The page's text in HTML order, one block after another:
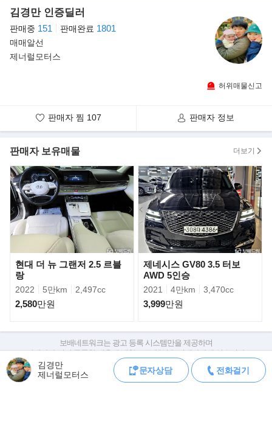
-----------------------------------------------------------------------------
▶ 지금 보시는 차량은 100% 실매물임을 약속 드립니다
허위매물 등록 시 차비 포함 100만원 지급해 드릴 것을 약속 드립니
모든 차량은 세금계산서 , 현금영수증 포함 금액입니다 *위탁차량
전액할부 및 여유자금 가능합니다 .
최소 4%대부터 신한은행 국민은행 하나은행 삼성오토 현대 KB JB
우리 메리츠 BNK 모두 가능합니다
차량만도 매입합니다
못 올리는 차량도 많습니다. 문의 주시면 성심성의 껏 찾으시는 차
량 구해 드립니다
▶ 상사명 : 제네럴모터스
판매자 : 김경만(딜러) / 휴대폰 : 010-9808-8484 (언제라도 상담 가
능합니다)
터스
연락 가능 시간 : 평일/주말 : 24시간
▶ 오시는길..
김경만 인증딜러
판매중 151 판매완료 1801
매매알선
제너럴모터스
허위매물신고
판매자 찜 107 판매자 정보
판매자 보유매물 더보기
현대 더 뉴 그랜저 2.5 르블
랑
2022 5만km 2,497cc
2,580만원
제네시스 GV80 3.5 터보
AWD 5인승
2021 4만km 3,470cc
3,999만원
김경만
제너럴모터스
문자상담 전화걸기
보배네트워크는 광고 등록 시스템만을 제공하며
판매자가 직접 등록한 내용에 대한 모든 책임은 판매자에게 있습니다.
차량 구매 시 차량등록증, 성능점검기록부, 실제 차량 상태,
차대번호 조회로 직접 정보를 확인하세요.